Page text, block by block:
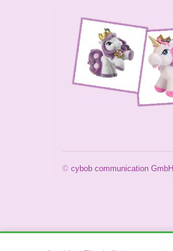
© cybob communication GmbH